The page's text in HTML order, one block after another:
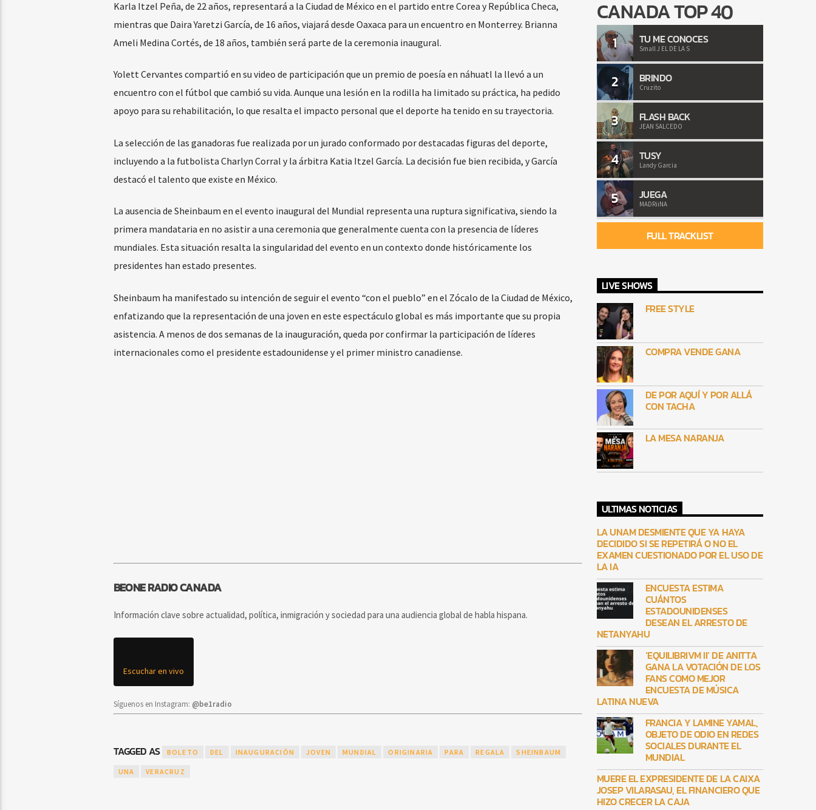
Karla Itzel Peña, de 22 años, representará a la Ciudad de México en el partido entre Corea y República Checa,
mientras que Daira Yaretzi García, de 16 años, viajará desde Oaxaca para un encuentro en Monterrey. Brianna
Ameli Medina Cortés, de 18 años, también será parte de la ceremonia inaugural.
Yolett Cervantes compartió en su video de participación que un premio de poesía en náhuatl la llevó a un
encuentro con el fútbol que cambió su vida. Aunque una lesión en la rodilla ha limitado su práctica, ha pedido
apoyo para su rehabilitación, lo que resalta el impacto personal que el deporte ha tenido en su trayectoria.
La selección de las ganadoras fue realizada por un jurado conformado por destacadas figuras del deporte,
incluyendo a la futbolista Charlyn Corral y la árbitra Katia Itzel García. La decisión fue bien recibida, y García
destacó el talento que existe en México.
La ausencia de Sheinbaum en el evento inaugural del Mundial representa una ruptura significativa, siendo la
primera mandataria en no asistir a una ceremonia que generalmente cuenta con la presencia de líderes
mundiales. Esta situación resalta la singularidad del evento en un contexto donde históricamente los
presidentes han estado presentes.
Sheinbaum ha manifestado su intención de seguir el evento “con el pueblo” en el Zócalo de la Ciudad de México,
enfatizando que la representación de una joven en este espectáculo global es más importante que su propia
asistencia. A menos de dos semanas de la inauguración, queda por confirmar la participación de líderes
internacionales como el presidente estadounidense y el primer ministro canadiense.
BEONE RADIO CANADA
Información clave sobre actualidad, política, inmigración y sociedad para una audiencia global de habla hispana.
Escuchar en vivo
Síguenos en Instagram: @be1radio
TAGGED AS BOLETO DEL INAUGURACIÓN JOVEN MUNDIAL ORIGINARIA PARA REGALA SHEINBAUM
UNA VERACRUZ
CANADA TOP 40
1 TU ME CONOCES
Small J EL DE LA S
2 BRINDO
Cruzito
3 FLASH BACK
JEAN SALCEDO
4 TUSY
Landy Garcia
5 JUEGA
MADRiiNA
FULL TRACKLIST
LIVE SHOWS
FREE STYLE
COMPRA VENDE GANA
DE POR AQUÍ Y POR ALLÁ
CON TACHA
LA MESA NARANJA
ULTIMAS NOTICIAS
LA UNAM DESMIENTE QUE YA HAYA
DECIDIDO SI SE REPETIRÁ O NO EL
EXAMEN CUESTIONADO POR EL USO DE
LA IA
ENCUESTA ESTIMA
CUÁNTOS
ESTADOUNIDENSES
DESEAN EL ARRESTO DE
NETANYAHU
‘EQUILIBRIVM II’ DE ANITTA
GANA LA VOTACIÓN DE LOS
FANS COMO MEJOR
ENCUESTA DE MÚSICA
LATINA NUEVA
FRANCIA Y LAMINE YAMAL,
OBJETO DE ODIO EN REDES
SOCIALES DURANTE EL
MUNDIAL
MUERE EL EXPRESIDENTE DE LA CAIXA
JOSEP VILARASAU, EL FINANCIERO QUE
HIZO CRECER LA CAJA